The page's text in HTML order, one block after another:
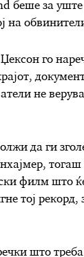
беше за уште
на
го
не
да ги
тогаш
филм што
тој рекорд,
што